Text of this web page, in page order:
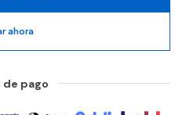
ahora
pago